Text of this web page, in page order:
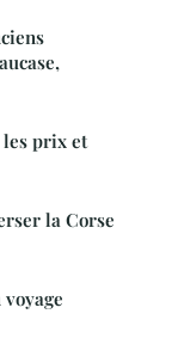
les prix et
la Corse